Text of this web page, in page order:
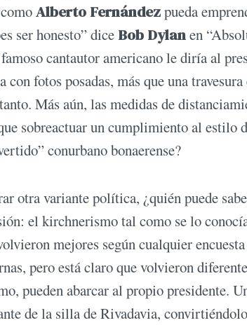
Alberto Fernándezpueda
ser honesto” dice Bob Dylanen
cantautor americano le diría al
fotos posadas, más que una travesura
Más aún, las medidas de
sobreactuar un cumplimiento al estilo
conurbano bonaerense?
otra variante política, ¿quién puede
el kirchnerismo tal como se lo
mejores según cualquier
pero está claro que volvieron
pueden abarcar al propio presidente.
de la silla de Rivadavia,